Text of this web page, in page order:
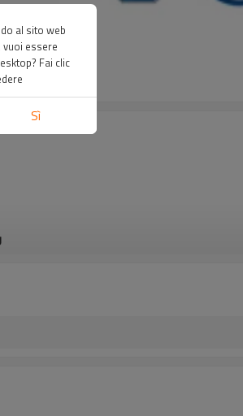
al sito web
vuoi essere
Fai clic
Sì